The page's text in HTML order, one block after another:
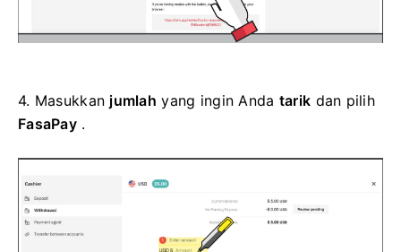
4. Masukkan jumlah yang ingin Anda tarik dan pilih
FasaPay.